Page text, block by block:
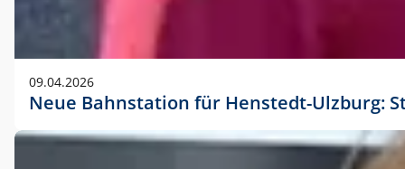
09.04.2026
Neue Bahnstation für Henstedt-Ulzburg: